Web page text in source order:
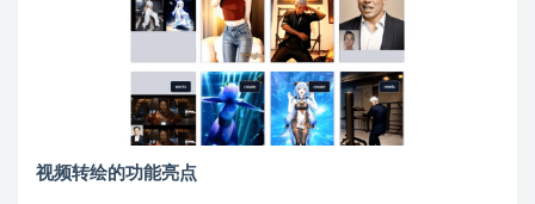
视频转绘的功能亮点